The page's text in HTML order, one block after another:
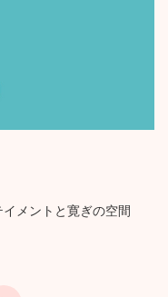
メントと寛ぎの空間